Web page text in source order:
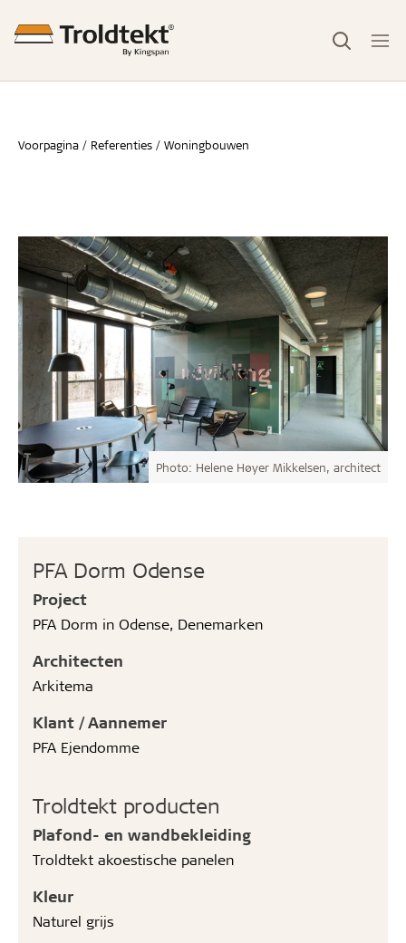
Voorpagina Referenties Woningbouwen
Photo: Helene Høyer Mikkelsen, architect
PFA Dorm Odense
Project
PFA Dorm in Odense, Denemarken
Architecten
Arkitema
Klant / Aannemer
PFA Ejendomme
Troldtekt producten
Plafond- en wandbekleiding
Troldtekt akoestische panelen
Kleur
Naturel grijs